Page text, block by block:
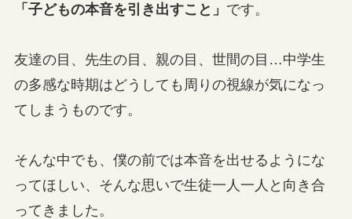
「子どもの本音を引き出すこと」 です。
友達の目、先生の目、親の目、世間の目…中学生
の多感な時期はどうしても周りの視線が気になっ
てしまうものです。
そんな中でも、僕の前では本音を出せるようにな
ってほしい、そんな思いで生徒一人一人と向き合
ってきました。